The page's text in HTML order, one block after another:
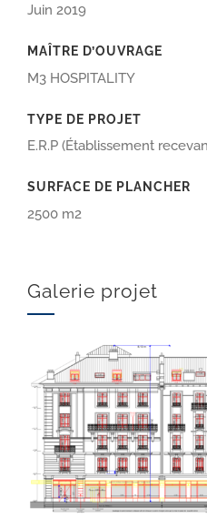
Juin 2019
MAÎTRE D’OUVRAGE
M3 HOSPITALITY
TYPE DE PROJET
E.R.P (Établissement
SURFACE DE PLANCHER
2500 m2
Galerie projet